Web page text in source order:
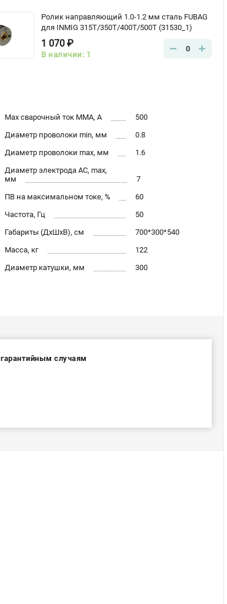
Ролик направляющий 1.0-1.2 мм сталь FUBAG
для INMIG 315T/350T/400T/500T (31530_1)
1 070 ₽
В наличии: 1
0
Max сварочный ток ММА, А
500
Диаметр проволоки min, мм
0.8
Диаметр проволоки max, мм
1.6
Диаметр электрода AC, max,
мм
7
ПВ на максимальном токе, %
60
Частота, Гц
50
Габариты (ДхШхВ), см
700*300*540
Масса, кг
122
Диаметр катушки, мм
300
гарантийным случаям